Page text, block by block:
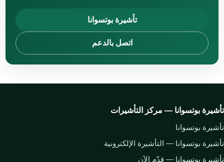
تأشيرة بوتسوانا
اتصل بالدعم
تأشيرة بوتسوانا — مركز التأشيرات
تأشيرة بوتسوانا
تأشيرة بوتسوانا — التأشيرة الإلكترونية
تأشيرة بوتسوانا — قدّم الآن